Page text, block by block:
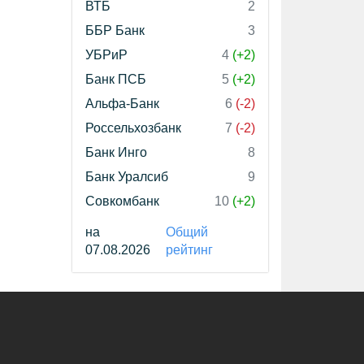
ВТБ
2
ББР Банк
3
УБРиР
4 (+2)
Банк ПСБ
5 (+2)
Альфа-Банк
6 (-2)
Россельхозбанк
7 (-2)
Банк Инго
8
Банк Уралсиб
9
Совкомбанк
10 (+2)
на
07.08.2026
Общий
рейтинг